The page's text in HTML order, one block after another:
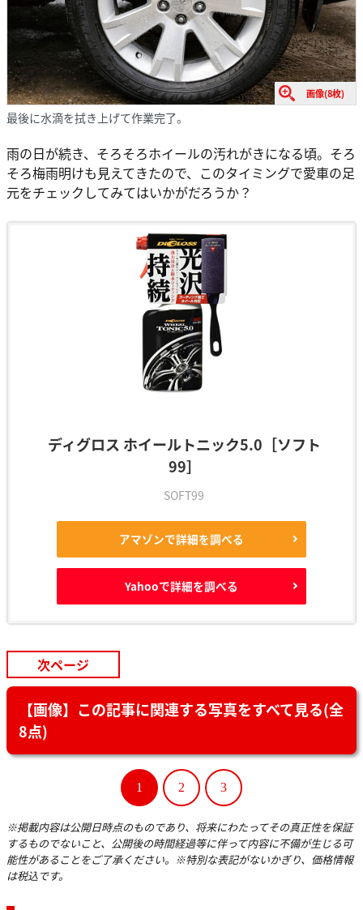
画像(8枚)
最後に水滴を拭き上げて作業完了。
雨の日が続き、そろそろホイールの汚れがきになる頃。そろ
そろ梅雨明けも見えてきたので、このタイミングで愛車の足
元をチェックしてみてはいかがだろうか？
ディグロス ホイールトニック5.0［ソフト
99］
SOFT99
アマゾンで詳細を調べる
Yahooで詳細を調べる
次ページ
【画像】この記事に関連する写真をすべて見る(全
8点)
1 2 3
※掲載内容は公開日時点のものであり、将来にわたってその真正性を保証
するものでないこと、公開後の時間経過等に伴って内容に不備が生じる可
能性があることをご了承ください。※特別な表記がないかぎり、価格情報
は税込です。